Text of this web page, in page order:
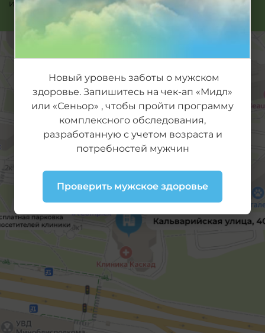
Или позвоните нам: 480
Новый уровень заботы о мужском
здоровье. Запишитесь на чек-ап «Мидл»
или «Сеньор» , чтобы пройти программу
комплексного обследования,
разработанную с учетом возраста и
потребностей мужчин
Проверить мужское здоровье